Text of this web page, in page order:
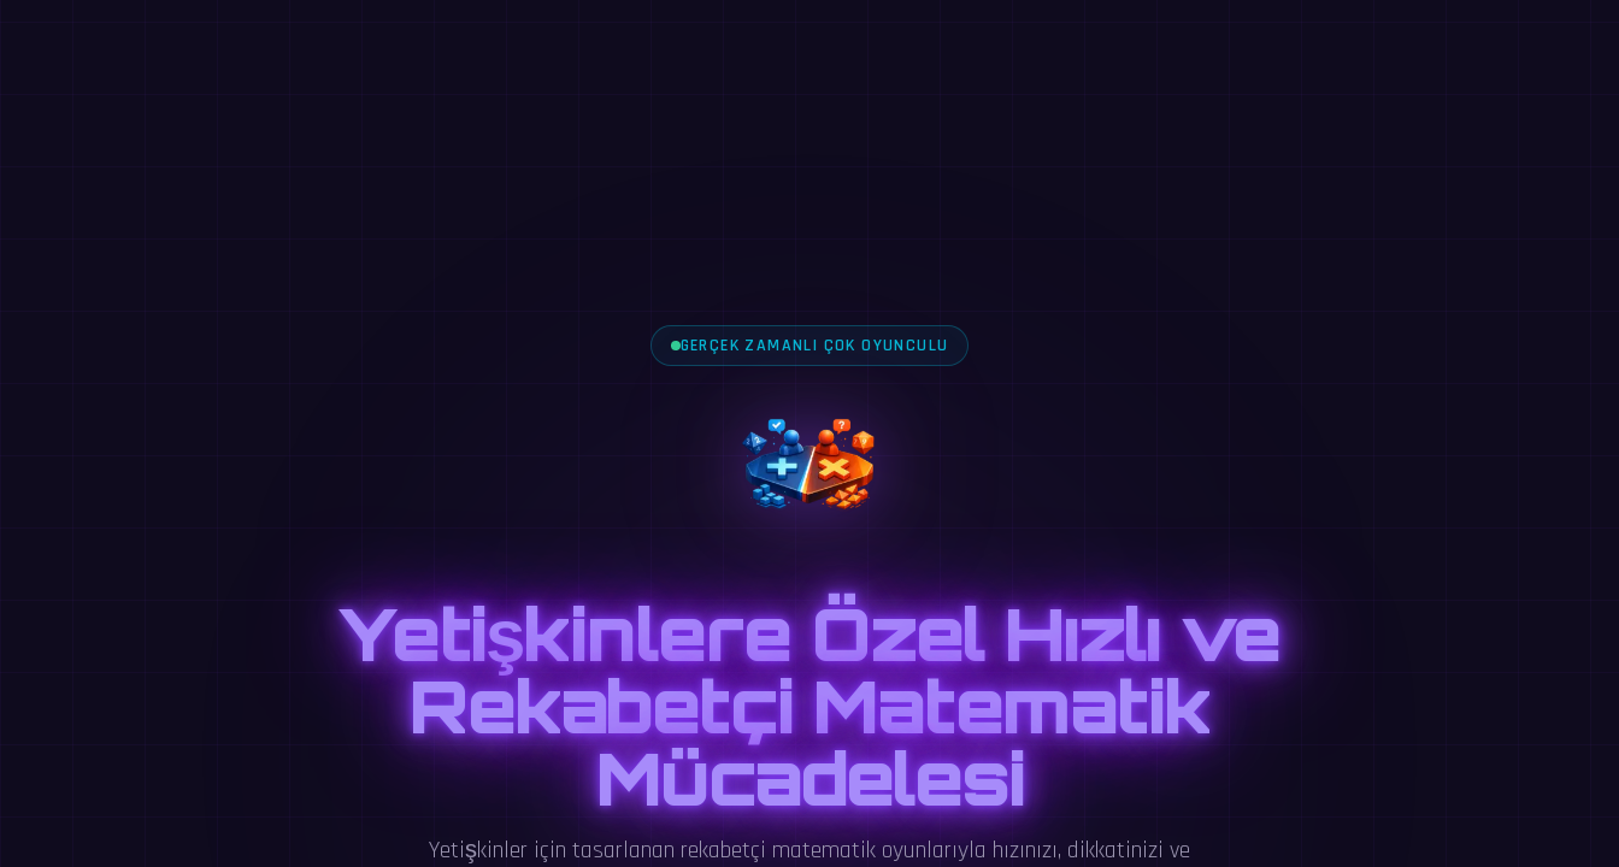
GERÇEK ZAMANLI ÇOK OYUNCULU
Yetişkinlere Özel Hızlı ve
Rekabetçi Matematik
Mücadelesi
Yetişkinler için tasarlanan rekabetçi matematik oyunlarıyla hızınızı, dikkatinizi ve